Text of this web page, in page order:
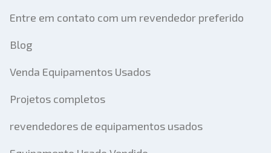
Entre em contato com um revendedor preferido
Blog
Venda Equipamentos Usados
Projetos completos
revendedores de equipamentos usados